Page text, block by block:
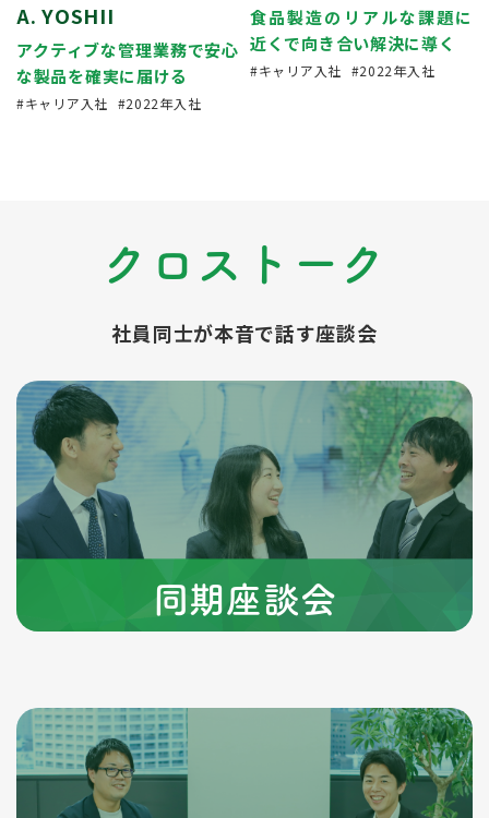
A. YOSHII
アクティブな管理業務で安心
な製品を確実に届ける
キャリア入社 2022年入社
食品製造のリアルな課題に
近くで向き合い解決に導く
キャリア入社 2022年入社
クロストーク
社員同士が本音で話す座談会
同期座談会